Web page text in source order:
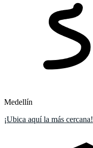
Medellín
¡Ubica aquí la más cercana!